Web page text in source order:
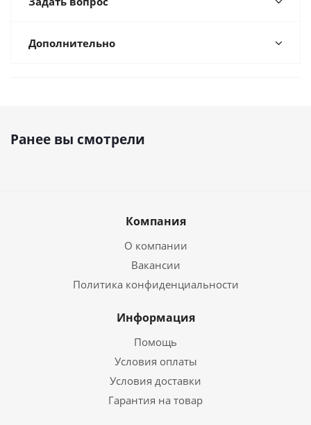
Дополнительно
Ранее вы смотрели
Компания
О компании
Вакансии
Политика конфиденциальности
Информация
Помощь
Условия оплаты
Условия доставки
Гарантия на товар